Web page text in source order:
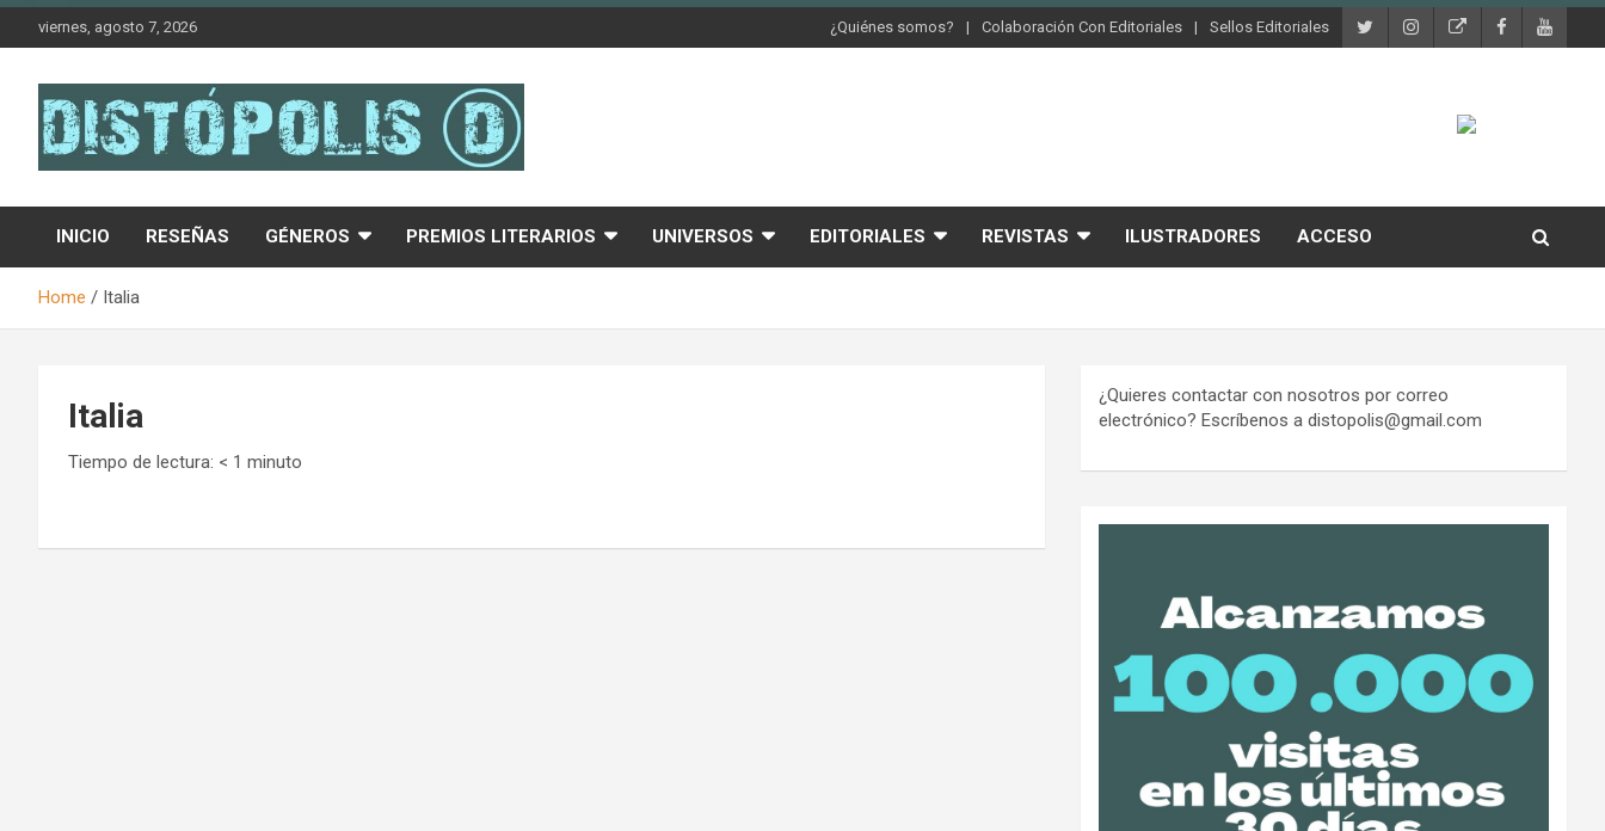
Skip
viernes, agosto 7, 2026 ¿Quiénes somos? Colaboración Con Editoriales Sellos Editoriales
Distópolis
INICIO RESEÑAS GÉNEROS PREMIOS LITERARIOS UNIVERSOS EDITORIALES REVISTAS ILUSTRADORES ACCESO
Home Italia
Italia
Tiempo de lectura: < 1 minuto
¿Quieres contactar con nosotros por correo
electrónico? Escríbenos a distopolis@gmail.com